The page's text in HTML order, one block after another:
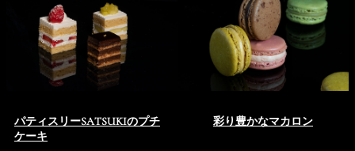
パティスリーSATSUKIのプチ
ケーキ
彩り豊かなマカロン